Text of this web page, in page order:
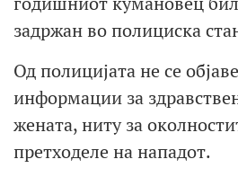
задржан во полициска
Од полицијата не се
информации за
жената, ниту за
претходеле на нападот.